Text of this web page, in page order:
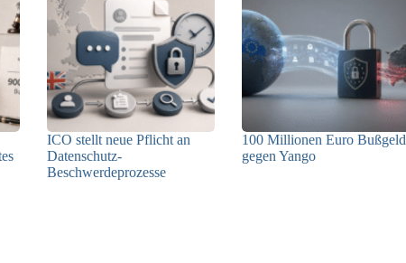
ICO stellt neue Pflicht an
Datenschutz-
Beschwerdeprozesse
100 Millionen Euro Bußgeld
gegen Yango